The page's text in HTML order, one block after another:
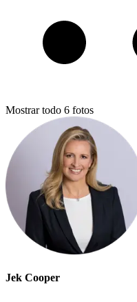
Mostrar todo 6 fotos
Jek Cooper